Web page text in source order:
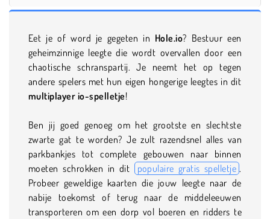
Eet je of word je gegeten in Hole.io? Bestuur een
geheimzinnige leegte die wordt overvallen door een
chaotische schranspartij. Je neemt het op tegen
andere spelers met hun eigen hongerige leegtes in dit
multiplayer io-spelletje!
Ben jij goed genoeg om het grootste en slechtste
zwarte gat te worden? Je zult razendsnel alles van
parkbankjes tot complete gebouwen naar binnen
moeten schrokken in dit
populaire gratis spelletje .
Probeer geweldige kaarten die jouw leegte naar de
nabije toekomst of terug naar de middeleeuwen
transporteren om een dorp vol boeren en ridders te